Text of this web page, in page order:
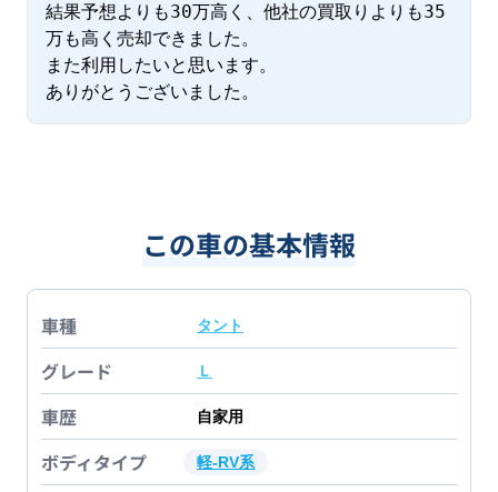
結果予想よりも30万高く、他社の買取りよりも35
万も高く売却できました。
また利用したいと思います。
ありがとうございました。
この車の基本情報
車種 タント
グレード Ｌ
車歴 自家用
ボディタイプ 軽-RV系